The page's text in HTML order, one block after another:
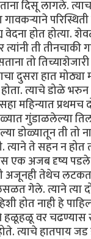
दिसू लागले.
गावकर्‍याने
होत होत्या.
ती तीनचाकी
तो
दुसरा हात मोठ्या
त्याचे डोळे
महिन्यात प्रथमच
गुंडाळलेल्या
डोळ्यातून ती तो
त्याने ते सहन न होत
एक अजब दृष्य
अजूनही तेथेच लटकत
गेले. त्याने त्या
होत नाही हे
हळूहळू वर
त्याचे हातपाय जड